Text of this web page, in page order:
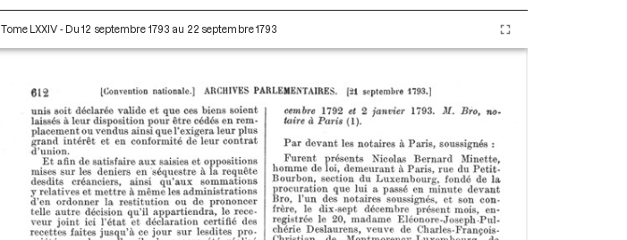
Tome LXXIV - Du 12 septembre 1793 au 22 septembre 1793